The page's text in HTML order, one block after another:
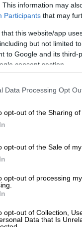
This information may
Participants that may
that this website/app
but not limited
to Google and its
consent section.
Data Processing Opt
opt-out of the Sharing of
opt-out of the Sale of
opt-out of processing
opt-out of Collection,
Data that Is
δείχνει τη
Ελισάβετ
του
τα πόδια στο